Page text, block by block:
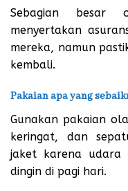
Sebagian besar
menyertakan
mereka, namun
kembali.
Pakaian apa yang
Gunakan pakaian
keringat, dan
jaket karena udara
dingin di pagi hari.